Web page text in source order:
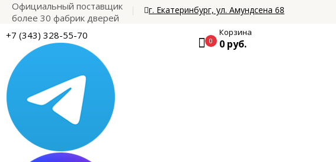
Официальный поставщик
более 30 фабрик дверей
г. Екатеринбург, ул. Амундсена 68
+7 (343) 328-55-70 0
Корзина
0 руб.